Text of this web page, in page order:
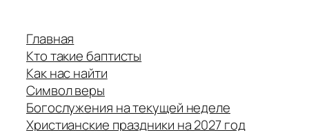
Главная
Кто такие баптисты
Как нас найти
Символ веры
Богослужения на текущей неделе
Христианские праздники на 2027 год